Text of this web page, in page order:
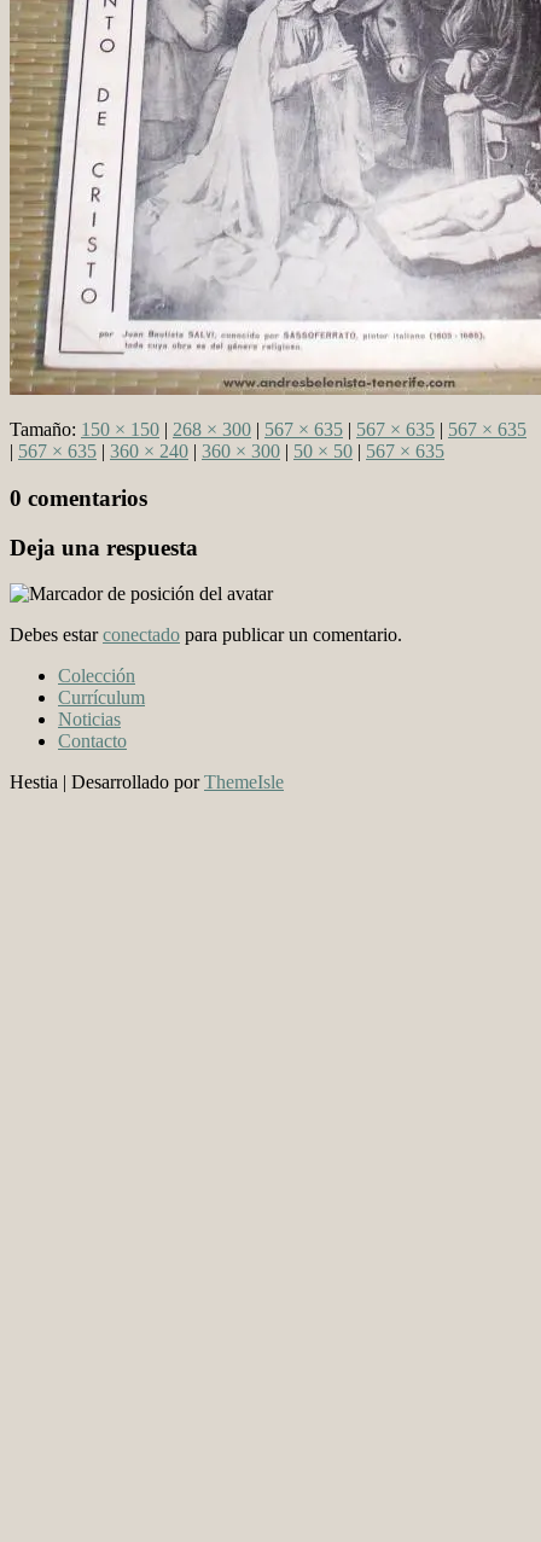
Tamaño: 150 × 150 | 268 × 300 | 567 × 635 | 567 × 635 | 567 × 635
| 567 × 635 | 360 × 240 | 360 × 300 | 50 × 50 | 567 × 635
0 comentarios
Deja una respuesta
Debes estarconectado para publicar un comentario.
Colección
Currículum
Noticias
Contacto
Hestia | Desarrollado porThemeIsle